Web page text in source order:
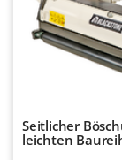
Seitlicher
leichten